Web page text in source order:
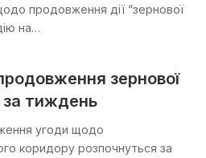
продовження дії “‎зернової
на…
зернової
тиждень
угоди щодо
коридору розпочнуться за